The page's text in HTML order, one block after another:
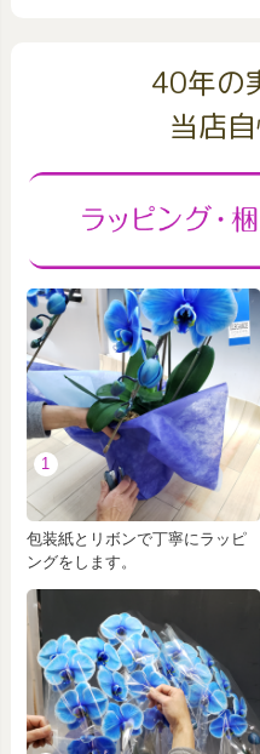
40年の
当店
1
包装紙とリボンで丁寧にラッピ
ングをします。